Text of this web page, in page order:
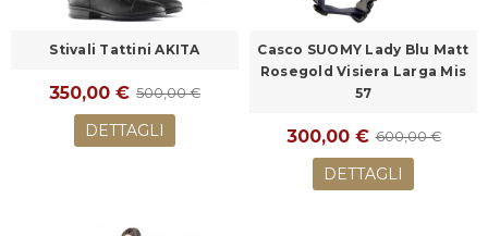
Stivali Tattini AKITA
350,00 € 500,00 €
DETTAGLI
Casco SUOMY Lady Blu Matt
Rosegold Visiera Larga Mis
57
300,00 € 600,00 €
DETTAGLI